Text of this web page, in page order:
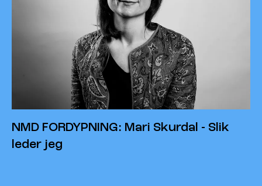
NMD FORDYPNING: Mari Skurdal - Slik
leder jeg